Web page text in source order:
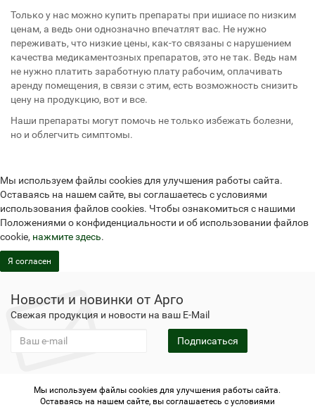
Только у нас можно купить препараты при ишиасе по низким
ценам, а ведь они однозначно впечатлят вас. Не нужно
переживать, что низкие цены, как-то связаны с нарушением
качества медикаментозных препаратов, это не так. Ведь нам
не нужно платить заработную плату рабочим, оплачивать
аренду помещения, в связи с этим, есть возможность снизить
цену на продукцию, вот и все.
Наши препараты могут помочь не только избежать болезни,
но и облегчить симптомы.
Мы используем файлы cookies для улучшения работы сайта.
Оставаясь на нашем сайте, вы соглашаетесь с условиями
использования файлов cookies. Чтобы ознакомиться с нашими
Положениями о конфиденциальности и об использовании файлов
cookie, нажмите здесь.
Я согласен
Новости и новинки от Арго
Свежая продукция и новости на ваш E-Mail
Подписаться
Не является публичной офертой
Политика
Мы используем файлы cookies для улучшения работы сайта.
Оставаясь на нашем сайте, вы соглашаетесь с условиями